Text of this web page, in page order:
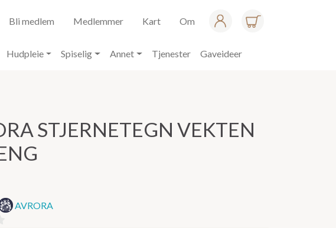
Bli medlem Medlemmer Kart Om
Hudpleie Spiselig Annet Tjenester Gaveideer
STJERNETEGN VEKTEN
AVRORA